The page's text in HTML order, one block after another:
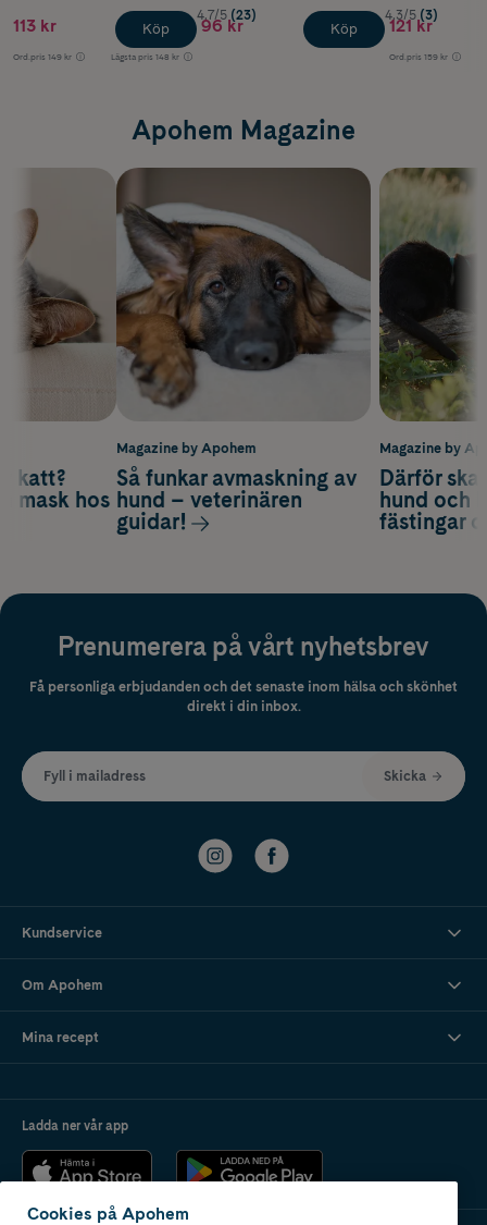
113 kr
Ord.pris 149 kr Lägsta pris 148 kr
Köp
4.7/5 (23)
96 kr Köp
4.3/5 (3)
121 kr
Ord.pris 159 kr
Apohem Magazine
Magazine by
Därför
hund och
fästingar
katt?
mask hos
Magazine by Apohem
Så funkar avmaskning av
hund – veterinären
guidar!
Prenumerera på vårt nyhetsbrev
Få personliga erbjudanden och det senaste inom hälsa och skönhet
direkt i din inbox.
Fyll i mailadress Skicka
Kundservice
Om Apohem
Mina recept
Ladda ner vår app
Cookies på Apohem